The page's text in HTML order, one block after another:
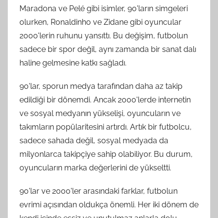
Maradona ve Pelé gibi isimler, 90'ların simgeleri
olurken, Ronaldinho ve Zidane gibi oyuncular
2000'lerin ruhunu yansıttı. Bu değişim, futbolun
sadece bir spor değil, aynı zamanda bir sanat dalı
haline gelmesine katkı sağladı.
90'lar, sporun medya tarafından daha az takip
edildiği bir dönemdi. Ancak 2000'lerde internetin
ve sosyal medyanın yükselişi, oyuncuların ve
takımların popülaritesini artırdı. Artık bir futbolcu,
sadece sahada değil, sosyal medyada da
milyonlarca takipçiye sahip olabiliyor. Bu durum,
oyuncuların marka değerlerini de yükseltti.
90'lar ve 2000'ler arasındaki farklar, futbolun
evrimi açısından oldukça önemli. Her iki dönem de